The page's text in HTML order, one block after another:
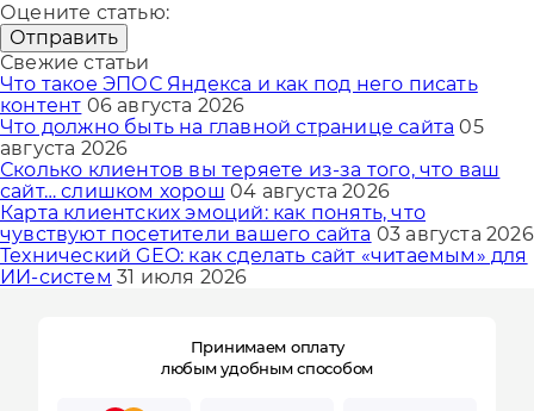
Оцените статью:
Отправить
Свежие статьи
Что такое ЭПОС Яндекса и как под него писать
контент 06 августа 2026
Что должно быть на главной странице сайта 05
августа 2026
Сколько клиентов вы теряете из-за того, что ваш
сайт… слишком хорош 04 августа 2026
Карта клиентских эмоций: как понять, что
чувствуют посетители вашего сайта 03 августа 2026
Технический GEO: как сделать сайт «читаемым» для
ИИ-систем 31 июля 2026
Принимаем оплату
любым удобным способом